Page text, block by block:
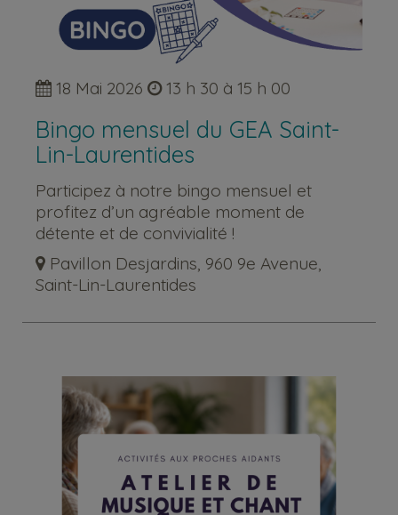
18 Mai 2026 13 h 30 à 15 h 00
Bingo mensuel du GEA Saint-
Lin-Laurentides
Participez à notre bingo mensuel et
profitez d’un agréable moment de
détente et de convivialité !
Pavillon Desjardins, 960 9e Avenue,
Saint-Lin-Laurentides